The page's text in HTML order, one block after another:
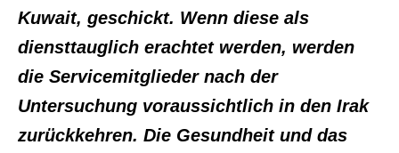
Kuwait, geschickt. Wenn diese als
diensttauglich erachtet werden, werden
die Servicemitglieder nach der
Untersuchung voraussichtlich in den Irak
zurückkehren. Die Gesundheit und das